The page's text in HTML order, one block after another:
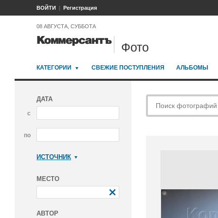
ВОЙТИ Регистрация
08 АВГУСТА, СУББОТА
Фото
КАТЕГОРИИ СВЕЖИЕ ПОСТУПЛЕНИЯ АЛЬБОМЫ
ДАТА
с
по
ИСТОЧНИК
МЕСТО
АВТОР